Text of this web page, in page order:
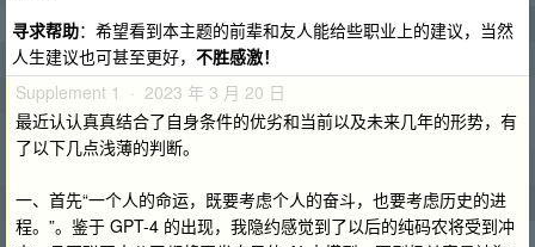
寻求帮助：希望看到本主题的前辈和友人能给些职业上的建议，当然
人生建议也可甚至更好， 不胜感激！
Supplement 1 · 2023 年 3 月 20 日
最近认认真真结合了自身条件的优劣和当前以及未来几年的形势，有
了以下几点浅薄的判断。
一、首先“一个人的命运，既要考虑个人的奋斗，也要考虑历史的进
程。”。鉴于 GPT-4 的出现，我隐约感觉到了以后的纯码农将受到冲